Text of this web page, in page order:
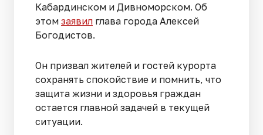
Кабардинском и Дивноморском. Об
этом заявил глава города Алексей
Богодистов.
Он призвал жителей и гостей курорта
сохранять спокойствие и помнить, что
защита жизни и здоровья граждан
остается главной задачей в текущей
ситуации.